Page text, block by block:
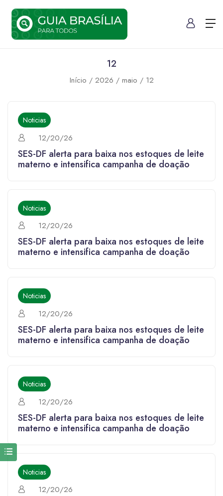
12
Início 2026 maio 12
Noticias
12/20/26
SES-DF alerta para baixa nos estoques de leite
materno e intensifica campanha de doação
Noticias
12/20/26
SES-DF alerta para baixa nos estoques de leite
materno e intensifica campanha de doação
Noticias
12/20/26
SES-DF alerta para baixa nos estoques de leite
materno e intensifica campanha de doação
Noticias
12/20/26
SES-DF alerta para baixa nos estoques de leite
materno e intensifica campanha de doação
Noticias
12/20/26